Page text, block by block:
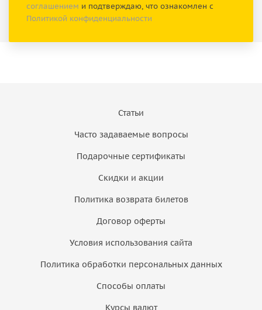
соглашением и подтверждаю, что ознакомлен с
Политикой конфиденциальности
Статьи
Часто задаваемые вопросы
Подарочные сертификаты
Скидки и акции
Политика возврата билетов
Договор оферты
Условия использования сайта
Политика обработки персональных данных
Способы оплаты
Курсы валют